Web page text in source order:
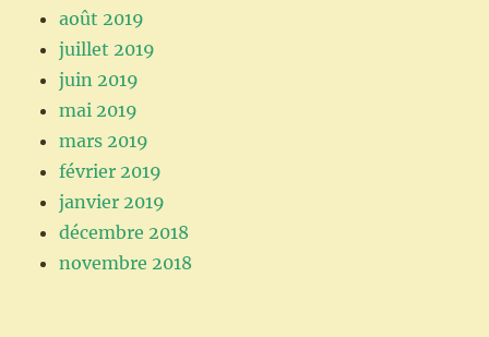
août 2019
juillet 2019
juin 2019
mai 2019
mars 2019
février 2019
janvier 2019
décembre 2018
novembre 2018